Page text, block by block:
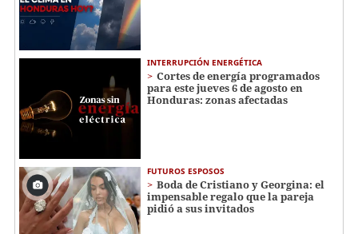
INTERRUPCIÓN ENERGÉTICA
Cortes de energía programados
para este jueves 6 de agosto en
Honduras: zonas afectadas
FUTUROS ESPOSOS
Boda de Cristiano y Georgina: el
impensable regalo que la pareja
pidió a sus invitados